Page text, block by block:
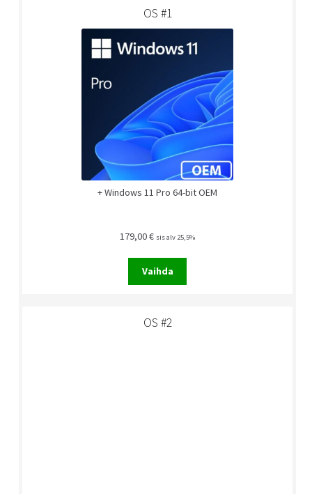
OS #1
+ Windows 11 Pro 64-bit OEM
179,00€ sis alv 25,5%
Vaihda
OS #2